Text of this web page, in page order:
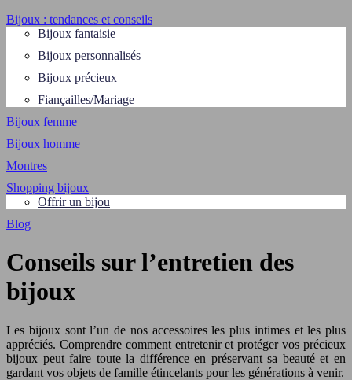
Bijoux : tendances et conseils
Bijoux fantaisie
Bijoux personnalisés
Bijoux précieux
Fiançailles/Mariage
Bijoux femme
Bijoux homme
Montres
Shopping bijoux
Offrir un bijou
Blog
Conseils sur l’entretien des
bijoux
Les bijoux sont l’un de nos accessoires les plus intimes et les plus
appréciés. Comprendre comment entretenir et protéger vos précieux
bijoux peut faire toute la différence en préservant sa beauté et en
gardant vos objets de famille étincelants pour les générations à venir.